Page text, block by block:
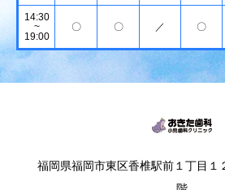
14:30
~
19:00
〇 〇 ／ 〇
福岡県福岡市東区香椎駅前１丁目１